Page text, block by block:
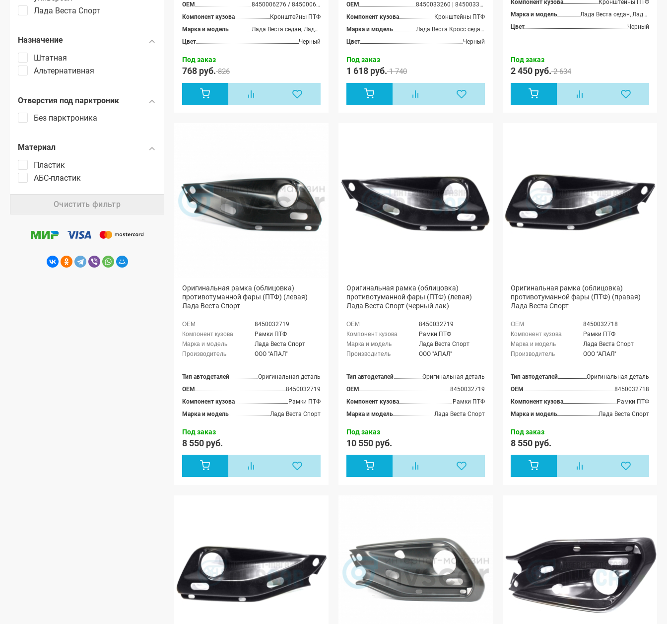
Лада Веста Спорт
Назначение
Штатная
Альтернативная
Отверстия под парктроник
Без парктроника
Материал
Пластик
АБС-пластик
Очистить фильтр
OEM
8450006276 / 8450006277
Компонент кузова
Кронштейны ПТФ
Марка и модель
Лада Веста седан, Лада Веста (SW) универсал
Цвет
Черный
Под заказ
768 руб.826
OEM
8450033260 | 8450033261
Компонент кузова
Кронштейны ПТФ
Марка и модель
Лада Веста Кросс седан, Лада Веста (SW) Кросс универсал
Цвет
Черный
Под заказ
1 618 руб.1 740
Компонент кузова
Кронштейны ПТФ
Марка и модель
Лада Веста седан, Лада Веста (SW) универсал
Цвет
Черный
Под заказ
2 450 руб.2 634
Оригинальная рамка (облицовка)
противотуманной фары (ПТФ) (левая)
Лада Веста Спорт
8450032719
Рамки ПТФ
Лада Веста Спорт
ООО "АПАЛ"
Тип автодеталей
Оригинальная деталь
OEM
8450032719
Компонент кузова
Рамки ПТФ
Марка и модель
Лада Веста Спорт
Под заказ
8 550 руб.
Оригинальная рамка (облицовка)
противотуманной фары (ПТФ) (левая)
Лада Веста Спорт (черный лак)
8450032719
Рамки ПТФ
Лада Веста Спорт
ООО "АПАЛ"
Тип автодеталей
Оригинальная деталь
OEM
8450032719
Компонент кузова
Рамки ПТФ
Марка и модель
Лада Веста Спорт
Под заказ
10 550 руб.
Оригинальная рамка (облицовка)
противотуманной фары (ПТФ) (правая)
Лада Веста Спорт
8450032718
Рамки ПТФ
Лада Веста Спорт
ООО "АПАЛ"
Тип автодеталей
Оригинальная деталь
OEM
8450032718
Компонент кузова
Рамки ПТФ
Марка и модель
Лада Веста Спорт
Под заказ
8 550 руб.